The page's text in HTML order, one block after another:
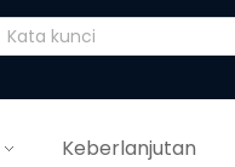
Keberlanjutan